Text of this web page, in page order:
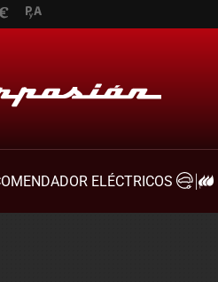
ELÉCTRICOS